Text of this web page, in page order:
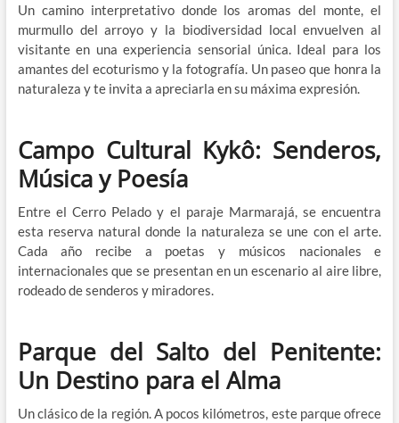
Un camino interpretativo donde los aromas del monte, el
murmullo del arroyo y la biodiversidad local envuelven al
visitante en una experiencia sensorial única. Ideal para los
amantes del ecoturismo y la fotografía. Un paseo que honra la
naturaleza y te invita a apreciarla en su máxima expresión.
Campo Cultural Kykô: Senderos,
Música y Poesía
Entre el Cerro Pelado y el paraje Marmarajá, se encuentra
esta reserva natural donde la naturaleza se une con el arte.
Cada año recibe a poetas y músicos nacionales e
internacionales que se presentan en un escenario al aire libre,
rodeado de senderos y miradores.
Parque del Salto del Penitente:
Un Destino para el Alma
Un clásico de la región. A pocos kilómetros, este parque ofrece